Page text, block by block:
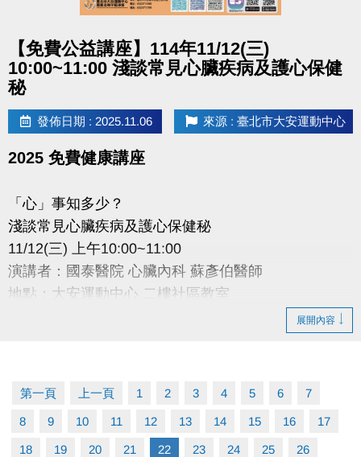
【免費公益講座】114年11/12(三)
10:00~11:00 淺談常見心臟疾病及護心保健
秘
發佈日期 : 2025.11.06 來源 : 臺北市大安運動中心
2025 免費健康講座
「心」事知多少？
淺談常見心臟疾病及護心保健秘
11/12(三) 上午10:00~11:00
演講者：國泰醫院 心臟內科 蘇彥伯醫師
地點：大安運動中心 二樓社區教室
國泰綜合醫院Cathay General Hospital
展開內容
第一頁 上一頁 1 2 3 4 5 6 7
8 9 10 11 12 13 14 15 16 17
18 19 20 21 22 23 24 25 26